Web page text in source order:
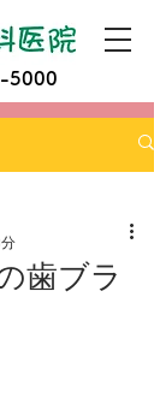
5000
歯ブラ